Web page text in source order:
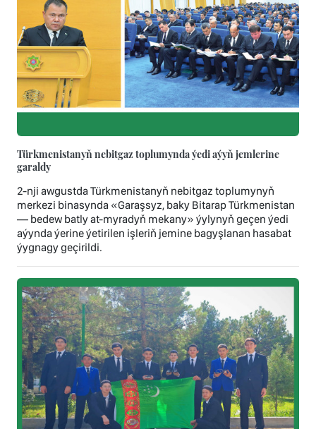
Türkmenistanyň nebitgaz toplumynda ýedi aýyň jemlerine
garaldy
2-nji awgustda Türkmenistanyň nebitgaz toplumynyň
merkezi binasynda «Garaşsyz, baky Bitarap Türkmenistan
— bedew batly at-myradyň mekany» ýylynyň geçen ýedi
aýynda ýerine ýetirilen işleriň jemine bagyşlanan hasabat
ýygnagy geçirildi.